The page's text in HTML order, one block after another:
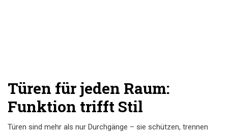
Türen für jeden Raum:
Funktion trifft Stil
Türen sind mehr als nur Durchgänge – sie schützen, trennen